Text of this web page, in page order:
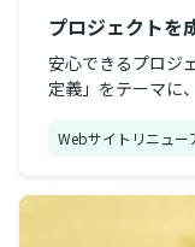
プロジェクトを
安心できるプロジ
定義」をテーマに
Webサイトリニュー